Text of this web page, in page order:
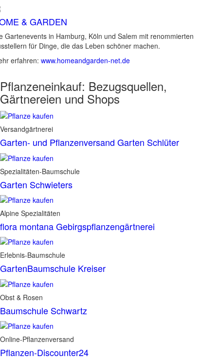
& GARDEN
Gartenevents in Hamburg, Köln und Salem mit renommierten
für Dinge, die das Leben schöner machen.
erfahren: www.homeandgarden-net.de
Pflanzeneinkauf: Bezugsquellen,
Gärtnereien und Shops
Versandgärtnerei
Garten- und Pflanzenversand Garten Schlüter
Spezialitäten-Baumschule
Garten Schwieters
Alpine Spezialitäten
flora montana Gebirgspflanzengärtnerei
Erlebnis-Baumschule
GartenBaumschule Kreiser
Obst & Rosen
Baumschule Schwartz
Online-Pflanzenversand
Pflanzen-Discounter24